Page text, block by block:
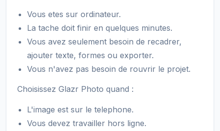
Vous etes sur ordinateur.
La tache doit finir en quelques minutes.
Vous avez seulement besoin de recadrer,
ajouter texte, formes ou exporter.
Vous n'avez pas besoin de rouvrir le projet.
Choisissez Glazr Photo quand :
L'image est sur le telephone.
Vous devez travailler hors ligne.